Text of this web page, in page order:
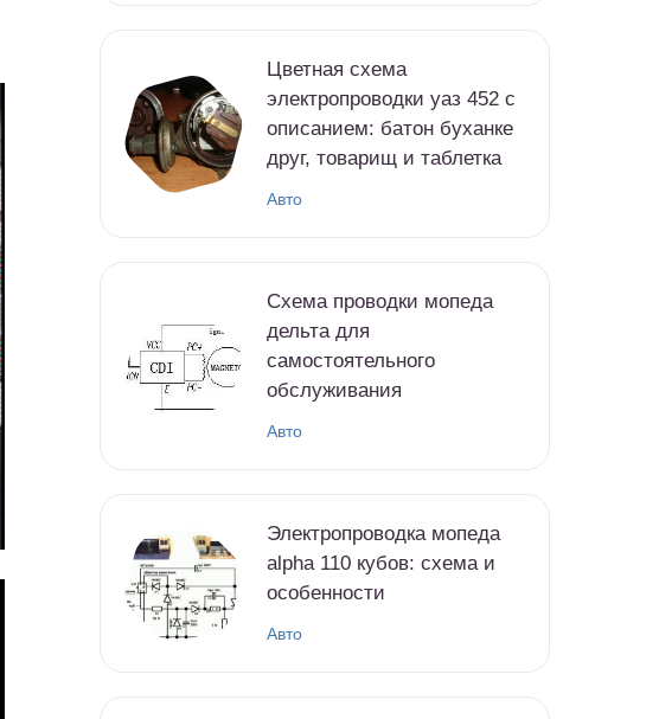
Цветная схема
электропроводки уаз 452 с
описанием: батон буханке
друг, товарищ и таблетка
Авто
Схема проводки мопеда
дельта для
самостоятельного
обслуживания
Авто
Электропроводка мопеда
alpha 110 кубов: схема и
особенности
Авто